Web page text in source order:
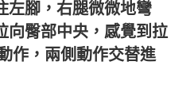
左腳，右腿微微地彎
向臀部中央，感覺到拉
作，兩側動作交替進